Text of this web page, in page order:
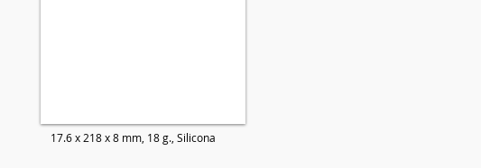
17.6 x 218 x 8 mm, 18 g., Silicona